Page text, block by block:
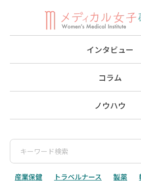
インタビュー
コラム
ノウハウ
産業保健 トラベルナース 製薬